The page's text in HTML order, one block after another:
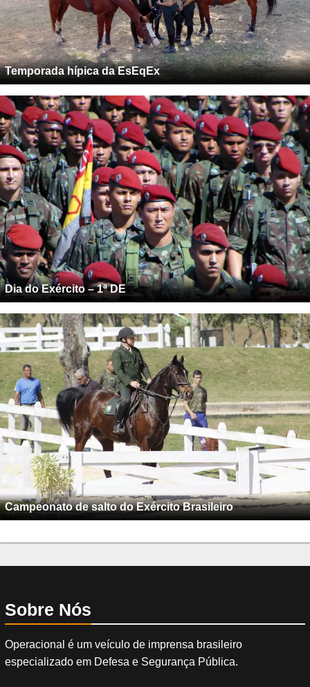
Temporada hípica da EsEqEx
Dia do Exército – 1ª DE
Campeonato de salto do Exército Brasileiro
Sobre Nós
Operacional é um veículo de imprensa brasileiro
especializado em Defesa e Segurança Pública.